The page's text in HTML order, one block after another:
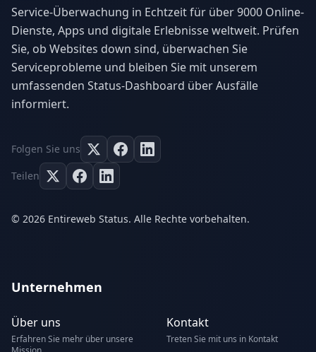
Service-Überwachung in Echtzeit für über 9000 Online-
Dienste, Apps und digitale Erlebnisse weltweit. Prüfen
Sie, ob Websites down sind, überwachen Sie
Serviceprobleme und bleiben Sie mit unserem
umfassenden Status-Dashboard über Ausfälle
informiert.
Folgen Sie uns
Teilen
© 2026 Entireweb Status. Alle Rechte vorbehalten.
Unternehmen
Über uns
Erfahren Sie mehr über unsere
Kontakt
Treten Sie mit uns in Kontakt